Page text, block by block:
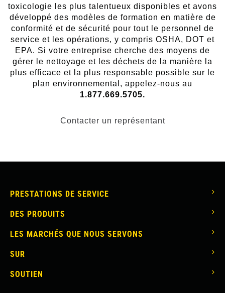
toxicologie les plus talentueux disponibles et avons
développé des modèles de formation en matière de
conformité et de sécurité pour tout le personnel de
service et les opérations, y compris OSHA, DOT et
EPA. Si votre entreprise cherche des moyens de
gérer le nettoyage et les déchets de la manière la
plus efficace et la plus responsable possible sur le
plan environnemental, appelez-nous au
1.877.669.5705.
Contacter un représentant
MAIN
NAVIGATION
PRESTATIONS DE SERVICE
DES PRODUITS
LES MARCHÉS QUE NOUS SERVONS
SUR
SOUTIEN